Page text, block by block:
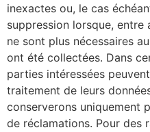
inexactes ou, le cas
suppression lorsque, entre
ne sont plus nécessaires
ont été collectées. Dans
parties intéressées
traitement de leurs
conserverons uniquement
de réclamations. Pour des